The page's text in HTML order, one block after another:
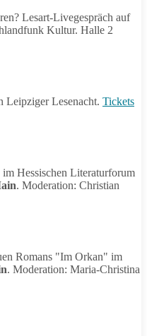
Lesart-Livegespräch auf
Kultur. Halle 2
Leipziger Lesenacht. Tickets
Hessischen Literaturforum
. Moderation: Christian
Romans "Im Orkan" im
. Moderation: Maria-Christina